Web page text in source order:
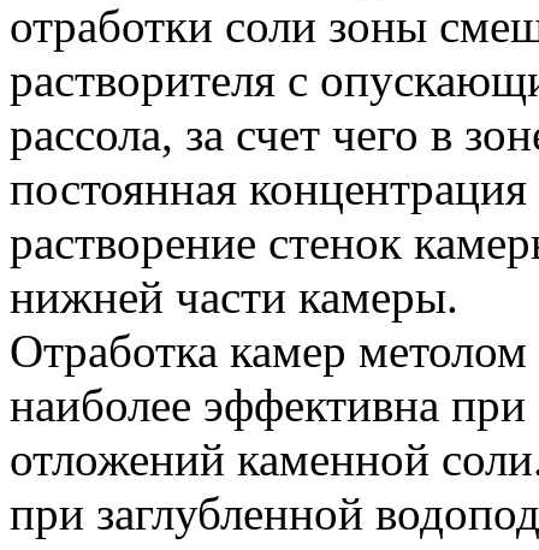
отработки соли зоны
растворителя с
рассола, за счет чего в
постоянная
растворение стенок
нижней части камеры.
Отработка камер
наиболее эффективна
отложений каменной
при заглубленной